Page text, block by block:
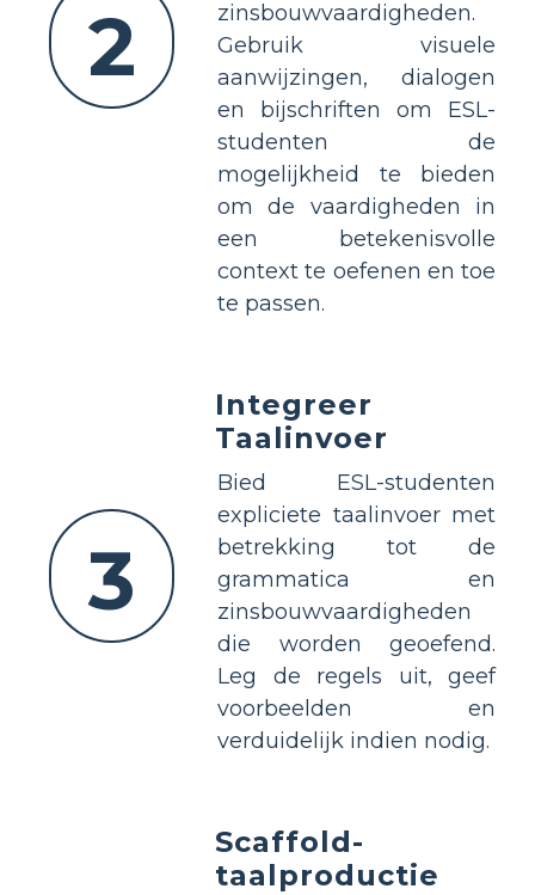
2
zinsbouwvaardigheden.
Gebruik visuele
aanwijzingen, dialogen
en bijschriften om ESL-
studenten de
mogelijkheid te bieden
om de vaardigheden in
een betekenisvolle
context te oefenen en toe
te passen.
3
Integreer
Taalinvoer
Bied ESL-studenten
expliciete taalinvoer met
betrekking tot de
grammatica en
zinsbouwvaardigheden
die worden geoefend.
Leg de regels uit, geef
voorbeelden en
verduidelijk indien nodig.
Scaffold-
taalproductie